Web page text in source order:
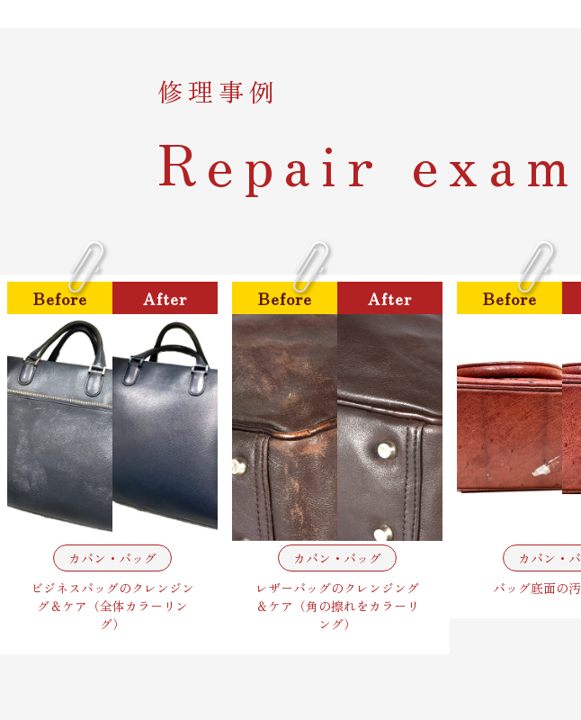
修理事例
Repair
Before After
カバン・バッグ
ビジネスバッグのクレンジン
グ＆ケア（全体カラーリン
グ）
Before After
カバン・バッグ
レザーバッグのクレンジング
＆ケア（角の擦れをカラーリ
ング）
Before
カバン・
バッグ底面の